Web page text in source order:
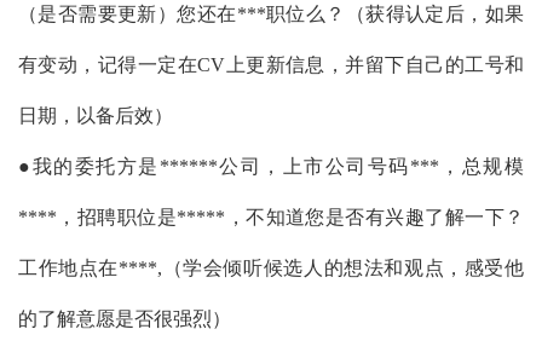
（是否需要更新）您还在***职位么？（获得认定后，如果
有变动，记得一定在CV上更新信息，并留下自己的工号和
日期，以备后效）
●我的委托方是******公司，上市公司号码***，总规模
****，招聘职位是*****，不知道您是否有兴趣了解一下？
工作地点在****,（学会倾听候选人的想法和观点，感受他
的了解意愿是否很强烈）